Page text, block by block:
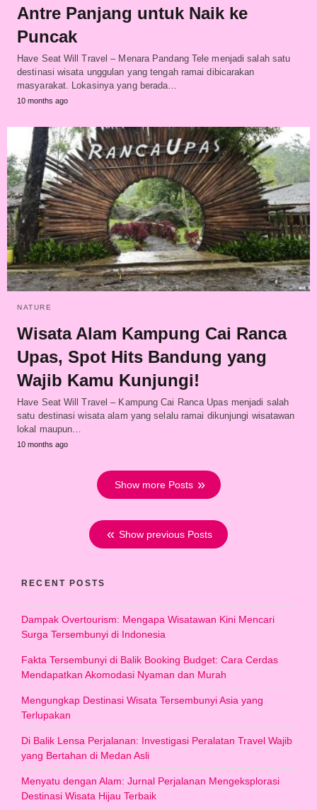
Antre Panjang untuk Naik ke
Puncak
Have Seat Will Travel – Menara Pandang Tele menjadi salah satu
destinasi wisata unggulan yang tengah ramai dibicarakan
masyarakat. Lokasinya yang berada…
10 months ago
NATURE
Wisata Alam Kampung Cai Ranca
Upas, Spot Hits Bandung yang
Wajib Kamu Kunjungi!
Have Seat Will Travel – Kampung Cai Ranca Upas menjadi salah
satu destinasi wisata alam yang selalu ramai dikunjungi wisatawan
lokal maupun…
10 months ago
Show more Posts
Show previous Posts
RECENT POSTS
Dampak Overtourism: Mengapa Wisatawan Kini Mencari
Surga Tersembunyi di Indonesia
Fakta Tersembunyi di Balik Booking Budget: Cara Cerdas
Mendapatkan Akomodasi Nyaman dan Murah
Mengungkap Destinasi Wisata Tersembunyi Asia yang
Terlupakan
Di Balik Lensa Perjalanan: Investigasi Peralatan Travel Wajib
yang Bertahan di Medan Asli
Menyatu dengan Alam: Jurnal Perjalanan Mengeksplorasi
Destinasi Wisata Hijau Terbaik